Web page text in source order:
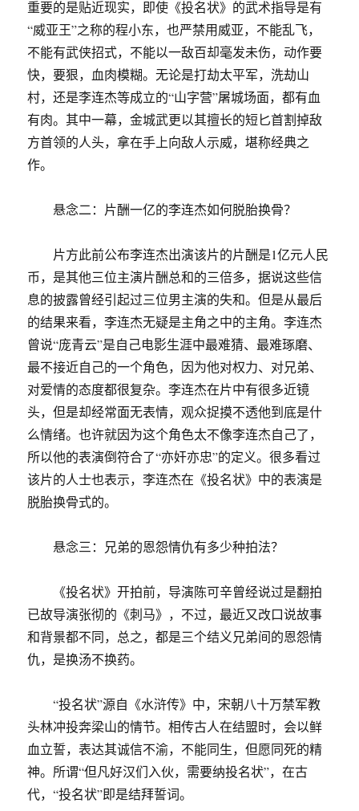
重要的是贴近现实，即使《投名状》的武术指导是有
“威亚王”之称的程小东，也严禁用威亚，不能乱飞，
不能有武侠招式，不能以一敌百却毫发未伤，动作要
快，要狠，血肉模糊。无论是打劫太平军，洗劫山
村，还是李连杰等成立的“山字营”屠城场面，都有血
有肉。其中一幕，金城武更以其擅长的短匕首割掉敌
方首领的人头，拿在手上向敌人示威，堪称经典之
作。
悬念二：片酬一亿的李连杰如何脱胎换骨？
片方此前公布李连杰出演该片的片酬是1亿元人民
币，是其他三位主演片酬总和的三倍多，据说这些信
息的披露曾经引起过三位男主演的失和。但是从最后
的结果来看，李连杰无疑是主角之中的主角。李连杰
曾说“庞青云”是自己电影生涯中最难猜、最难琢磨、
最不接近自己的一个角色，因为他对权力、对兄弟、
对爱情的态度都很复杂。李连杰在片中有很多近镜
头，但是却经常面无表情，观众捉摸不透他到底是什
么情绪。也许就因为这个角色太不像李连杰自己了，
所以他的表演倒符合了“亦奸亦忠”的定义。很多看过
该片的人士也表示，李连杰在《投名状》中的表演是
脱胎换骨式的。
悬念三：兄弟的恩怨情仇有多少种拍法？
《投名状》开拍前，导演陈可辛曾经说过是翻拍
已故导演张彻的《刺马》，不过，最近又改口说故事
和背景都不同，总之，都是三个结义兄弟间的恩怨情
仇，是换汤不换药。
“投名状”源自《水浒传》中，宋朝八十万禁军教
头林冲投奔梁山的情节。相传古人在结盟时，会以鲜
血立誓，表达其诚信不渝，不能同生，但愿同死的精
神。所谓“但凡好汉们入伙，需要纳投名状”，在古
代，“投名状”即是结拜誓词。